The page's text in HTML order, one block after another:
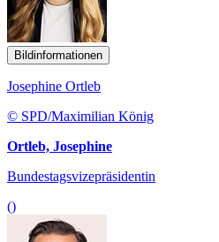
Bildinformationen
Josephine Ortleb
© SPD/Maximilian König
Ortleb, Josephine
Bundestagsvizepräsidentin
()